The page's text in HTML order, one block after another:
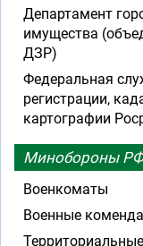
Департамент
имущества
ДЗР)
Федеральная
регистрации,
картографии
Минобороны
Военкоматы
Военные